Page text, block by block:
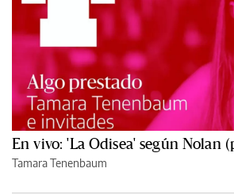
En vivo: 'La Odisea' según Nolan
Tamara Tenenbaum